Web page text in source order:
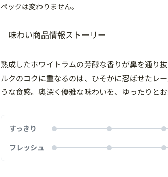
ペックは変わりません。
味わい商品情報ストーリー
熟成したホワイトラムの芳醇な香りが鼻を通り
ルクのコクに重なるのは、ひそかに忍ばせたレ
うな食感。奥深く優雅な味わいを、ゆったりとお
すっきり
フレッシュ